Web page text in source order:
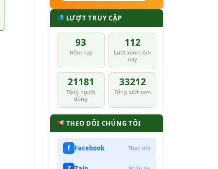
LƯỢT TRUY CẬP
93
Hôm nay
112
Lượt xem hôm
nay
21181
Tổng người
dùng
33212
Tổng lượt xem
THEO DÕI CHÚNG TÔI
f Facebook Theo dõi